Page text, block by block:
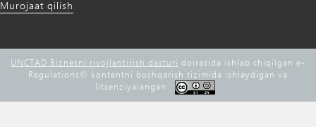
Murojaat qilish
UNCTAD Biznesni rivojlantirish dasturi doirasida ishlab chiqilgan e-
Regulations©️ kontentni boshqarish tizimida ishlaydigan va
litsenziyalangan